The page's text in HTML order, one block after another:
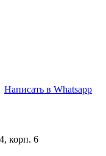
Написать в Whatsapp
корп. 6